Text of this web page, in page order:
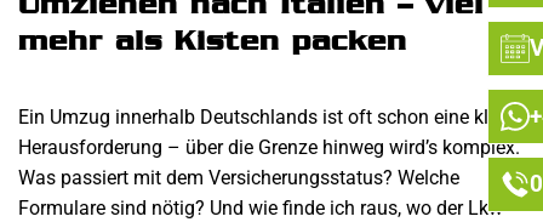
mehr als Kisten packen
Ein Umzug innerhalb Deutschlands ist oft schon eine kleine
Herausforderung – über die Grenze hinweg wird’s komplex.
Was passiert mit dem Versicherungsstatus? Welche
Formulare sind nötig? Und wie finde ich raus, wo der Lkw